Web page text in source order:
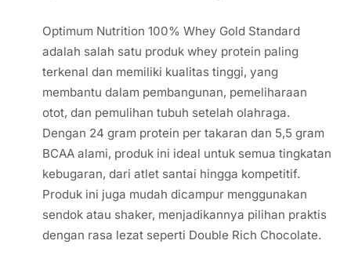
Optimum Nutrition 100% Whey Gold Standard
adalah salah satu produk whey protein paling
terkenal dan memiliki kualitas tinggi, yang
membantu dalam pembangunan, pemeliharaan
otot, dan pemulihan tubuh setelah olahraga.
Dengan 24 gram protein per takaran dan 5,5 gram
BCAA alami, produk ini ideal untuk semua tingkatan
kebugaran, dari atlet santai hingga kompetitif.
Produk ini juga mudah dicampur menggunakan
sendok atau shaker, menjadikannya pilihan praktis
dengan rasa lezat seperti Double Rich Chocolate.